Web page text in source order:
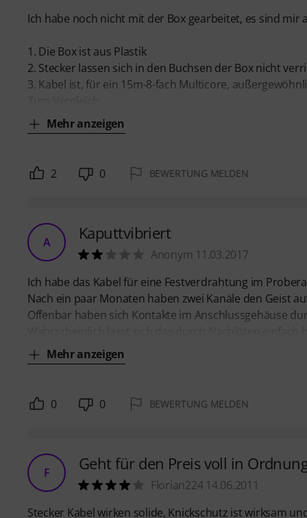
Ich habe noch nicht mit der Box gearbeitet, es sind mir
1. Die Box ist aus Plastik
2. Stecker lassen sich in den Buchsen der Box nicht
3. Kabel ist, für ein 15m-8-fach Multicore,
Mehr anzeigen
2 0 BEWERTUNG MELDEN
A Kaputtvibriert
Anonym 11.03.2017
Ich habe das Kabel für eine Festverdrahtung im
Nach ein paar Monaten haben zwei Kanäle den Geist
Offenbar haben sich Kontakte im Anschlussgehäuse
Mehr anzeigen
0 0 BEWERTUNG MELDEN
F Geht für den Preis voll in
Florian224 14.06.2011
Stecker Kabel wirken solide, Knickschutz ist wirksam